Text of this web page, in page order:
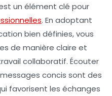
un élément clé pour
. En adoptant
bien définies, vous
de manière claire et
collaboratif. Écouter
concis sont des
favorisent les échanges